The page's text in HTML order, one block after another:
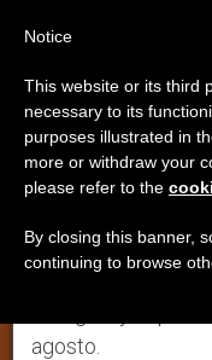
El lento
contra la
globalización
Aviso
Del 27 de julio
anual,
se generan menos
agosto.
Notice
This website or its third
necessary to its
purposes illustrated in
more or withdraw your
please refer to the
By closing this banner,
continuing to browse